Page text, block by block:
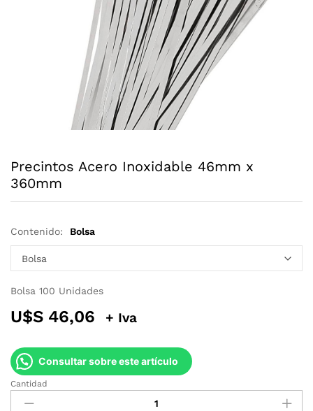
Precintos Acero Inoxidable 46mm x
360mm
Contenido: Bolsa
Bolsa 100 Unidades
U$S 46,06 + Iva
Consultar sobre este artículo
Precintos
Acero
Cantidad